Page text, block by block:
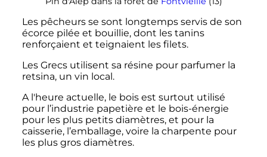
Les pêcheurs se sont longtemps servis de son
écorce pilée et bouillie, dont les tanins
renforçaient et teignaient les filets.
Les Grecs utilisent sa résine pour parfumer la
retsina, un vin local.
A l'heure actuelle, le bois est surtout utilisé
pour l’industrie papetière et le bois-énergie
pour les plus petits diamètres, et pour la
caisserie, l’emballage, voire la charpente pour
les plus gros diamètres.